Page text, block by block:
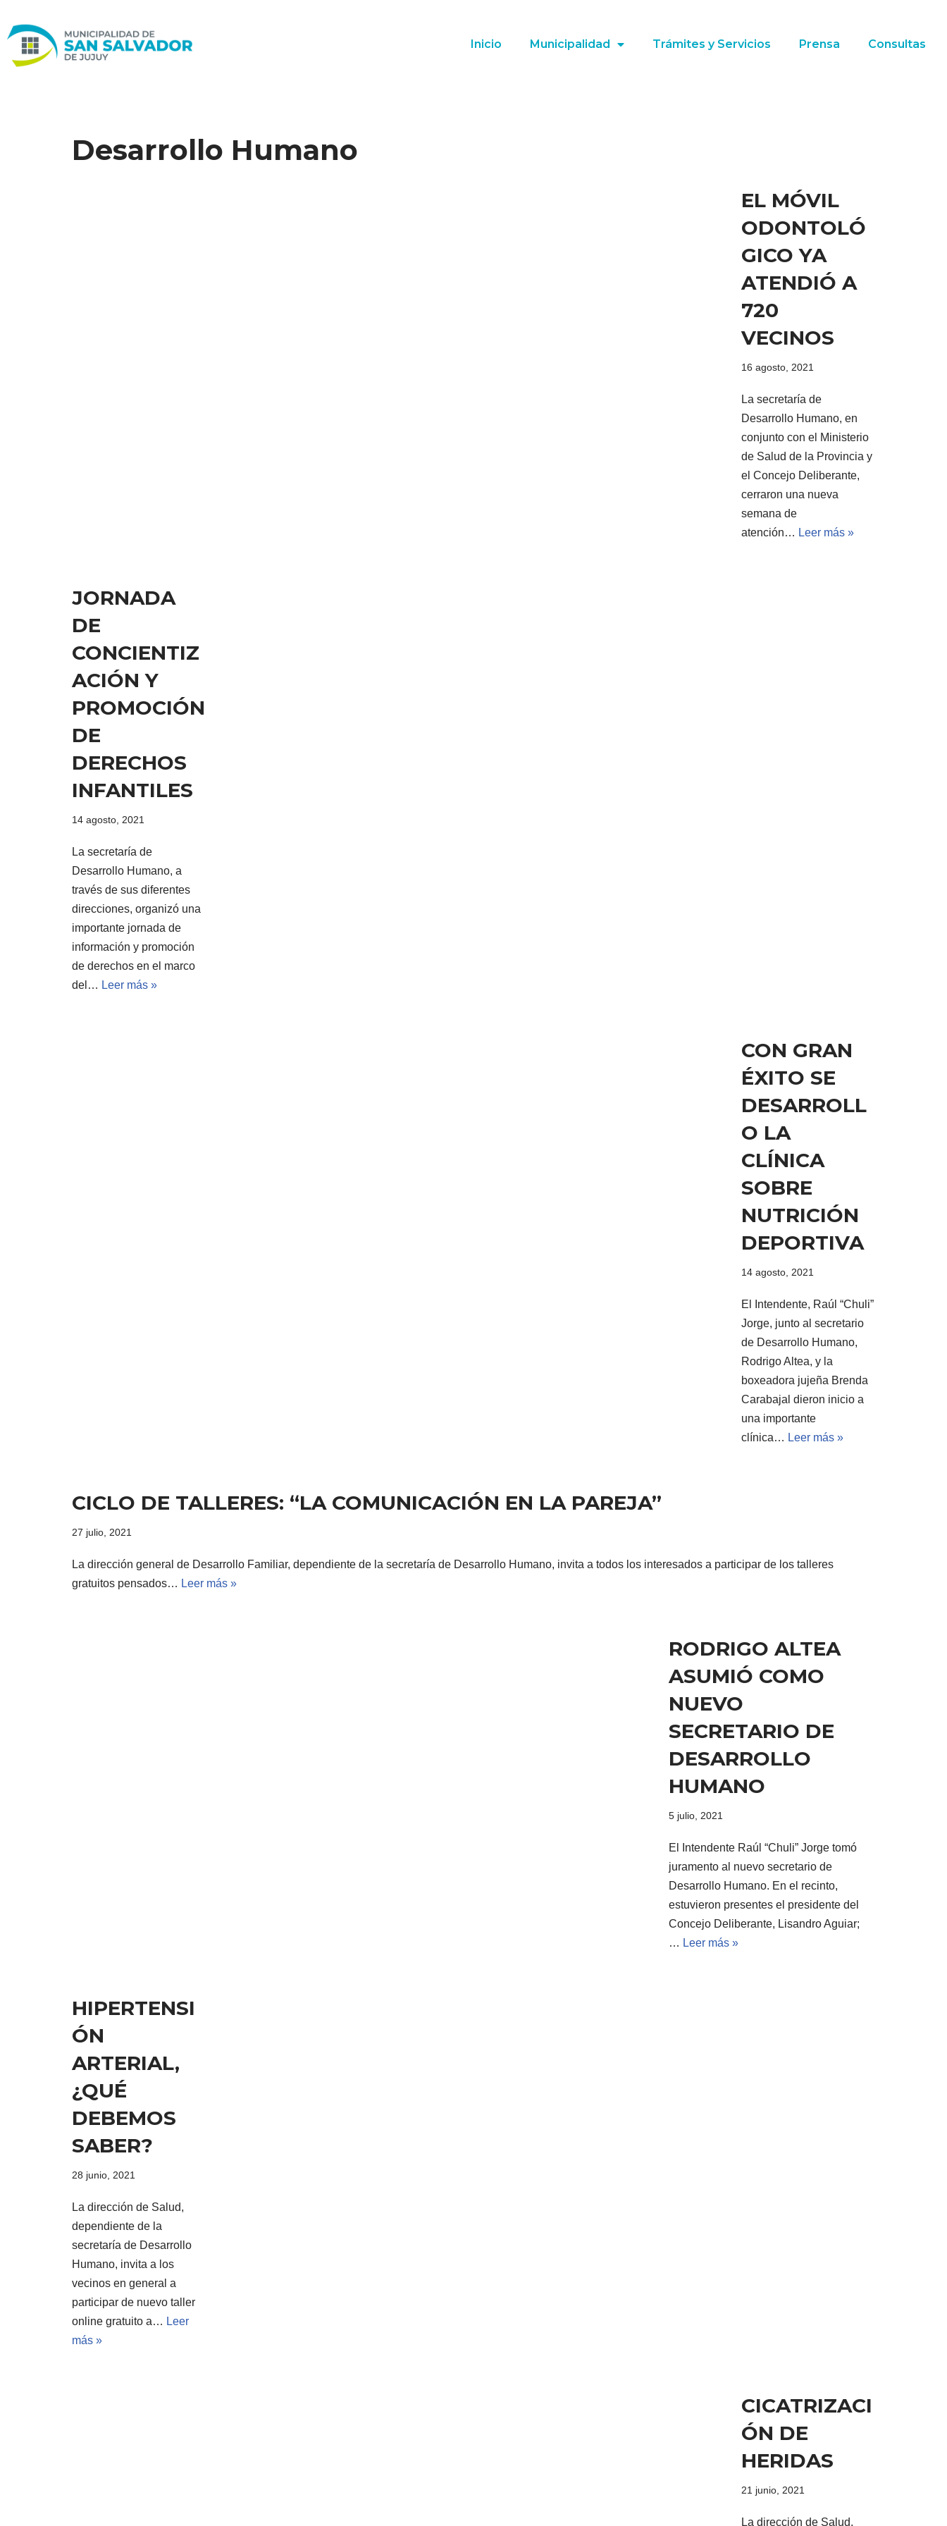
Ir
al
Inicio Municipalidad Trámites y Servicios Prensa Consultas
Desarrollo Humano
EL MÓVIL
ODONTOLÓ
GICO YA
ATENDIÓ A
720
VECINOS
16 agosto, 2021
La secretaría de
Desarrollo Humano, en
conjunto con el Ministerio
de Salud de la Provincia y
el Concejo Deliberante,
cerraron una nueva
semana de
atención… Leer más »
JORNADA
DE
CONCIENTIZ
ACIÓN Y
PROMOCIÓN
DE
DERECHOS
INFANTILES
14 agosto, 2021
La secretaría de
Desarrollo Humano, a
través de sus diferentes
direcciones, organizó una
importante jornada de
información y promoción
de derechos en el marco
del… Leer más »
CON GRAN
ÉXITO SE
DESARROLL
O LA
CLÍNICA
SOBRE
NUTRICIÓN
DEPORTIVA
14 agosto, 2021
El Intendente, Raúl “Chuli”
Jorge, junto al secretario
de Desarrollo Humano,
Rodrigo Altea, y la
boxeadora jujeña Brenda
Carabajal dieron inicio a
una importante
clínica… Leer más »
CICLO DE TALLERES: “LA COMUNICACIÓN EN LA PAREJA”
27 julio, 2021
La dirección general de Desarrollo Familiar, dependiente de la secretaría de Desarrollo Humano, invita a todos los interesados a participar de los talleres
gratuitos pensados… Leer más »
RODRIGO ALTEA
ASUMIÓ COMO
NUEVO
SECRETARIO DE
DESARROLLO
HUMANO
5 julio, 2021
El Intendente Raúl “Chuli” Jorge tomó
juramento al nuevo secretario de
Desarrollo Humano. En el recinto,
estuvieron presentes el presidente del
Concejo Deliberante, Lisandro Aguiar;
… Leer más »
HIPERTENSI
ÓN
ARTERIAL,
¿QUÉ
DEBEMOS
SABER?
28 junio, 2021
La dirección de Salud,
dependiente de la
secretaría de Desarrollo
Humano, invita a los
vecinos en general a
participar de nuevo taller
online gratuito a… Leer
más »
CICATRIZACI
ÓN DE
HERIDAS
21 junio, 2021
La dirección de Salud,